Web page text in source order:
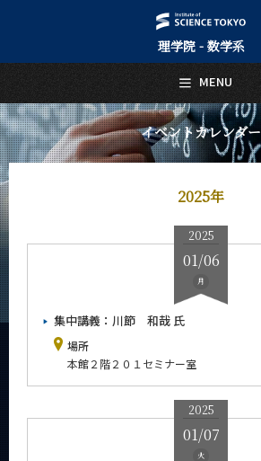
理学院 - 数学系
イベントカレンダー
2025年
2025
01/06
月
集中講義：川節 和哉 氏
場所
本館２階２０１セミナー室
2025
01/07
火
MENU
日本語
トップページ
Top Page
数学系について
About Us
Future
入学案内
Admissions